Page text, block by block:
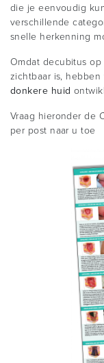
die je eenvoudig
verschillende
snelle herkenning
Omdat decubitus
zichtbaar is,
donkere huid
Vraag hieronder de
per post naar u toe